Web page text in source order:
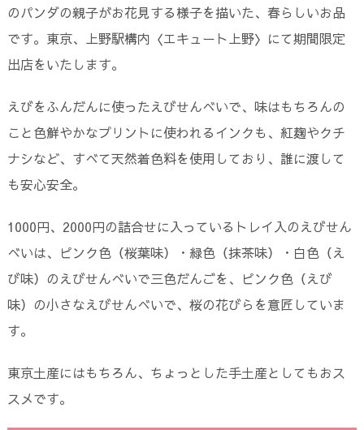
のパンダの親子がお花見する様子を描いた、春らしいお品
です。東京、上野駅構内〈エキュート上野〉にて期間限定
出店をいたします。
えびをふんだんに使ったえびせんべいで、味はもちろんの
こと色鮮やかなプリントに使われるインクも、紅麹やクチ
ナシなど、すべて天然着色料を使用しており、誰に渡して
も安心安全。
1000円、2000円の詰合せに入っているトレイ入のえびせん
べいは、ピンク色（桜葉味）・緑色（抹茶味）・白色（え
び味）のえびせんべいで三色だんごを、ピンク色（えび
味）の小さなえびせんべいで、桜の花びらを意匠していま
す。
東京土産にはもちろん、ちょっとした手土産としてもおス
スメです。